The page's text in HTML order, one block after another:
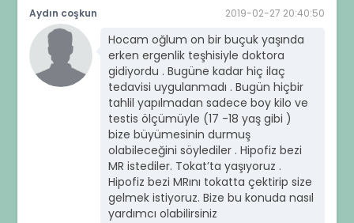
Aydın coşkun 2019-02-27 20:40:50
Hocam oğlum on bir buçuk yaşında
erken ergenlik teşhisiyle doktora
gidiyordu . Bugüne kadar hiç ilaç
tedavisi uygulanmadı . Bugün hiçbir
tahlil yapılmadan sadece boy kilo ve
testis ölçümüyle (17 -18 yaş gibi )
bize büyümesinin durmuş
olabileceğini söylediler . Hipofiz bezi
MR istediler. Tokat’ta yaşıyoruz .
Hipofiz bezi MRını tokatta çektirip size
gelmek istiyoruz. Bize bu konuda nasıl
yardımcı olabilirsiniz